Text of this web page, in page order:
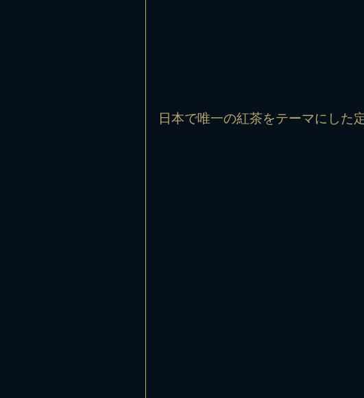
日本で唯一の紅茶をテーマにした